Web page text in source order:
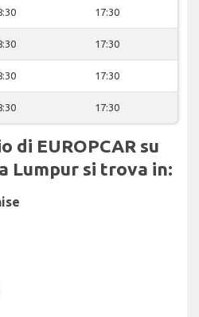
17:30
17:30
17:30
17:30
di EUROPCAR su
Lumpur si trova in: